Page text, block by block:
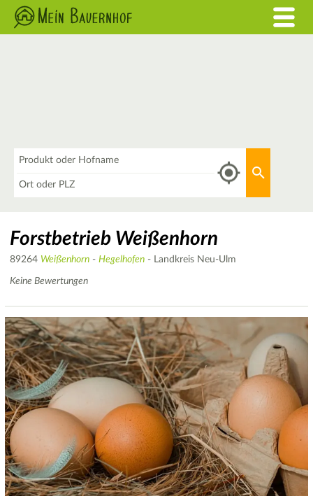
Forstbetrieb Weißenhorn
89264 Weißenhorn - Hegelhofen - Landkreis Neu-Ulm
Keine Bewertungen